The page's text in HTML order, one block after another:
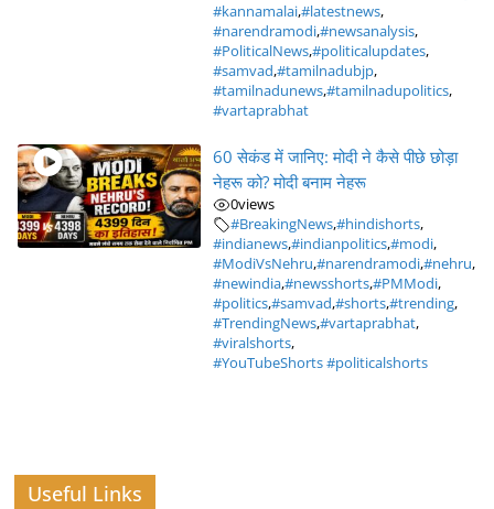
#kannamalai,#latestnews,
#narendramodi,#newsanalysis,
#PoliticalNews,#politicalupdates,
#samvad,#tamilnadubjp,
#tamilnadunews,#tamilnadupolitics,
#vartaprabhat
60 सेकंड में जानिए: मोदी ने कैसे पीछे छोड़ा
नेहरू को? मोदी बनाम नेहरू
0views
#BreakingNews,#hindishorts,
#indianews,#indianpolitics,#modi,
#ModiVsNehru,#narendramodi,#nehru,
#newindia,#newsshorts,#PMModi,
#politics,#samvad,#shorts,#trending,
#TrendingNews,#vartaprabhat,
#viralshorts,
#YouTubeShorts #politicalshorts
Useful Links